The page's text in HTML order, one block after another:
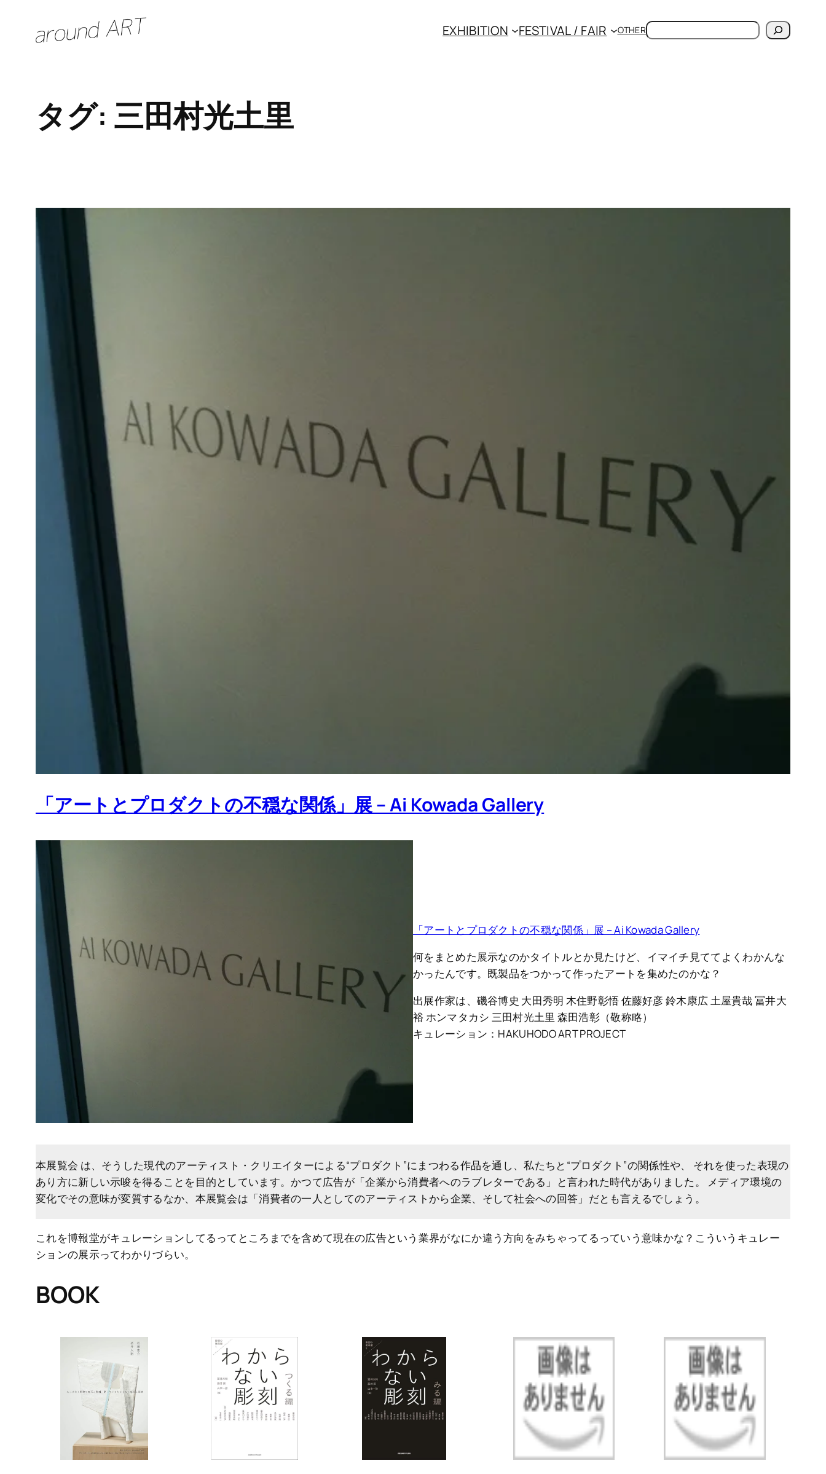
EXHIBITION FESTIVAL / FAIR OTHER検
タグ: 三田村光土里
「アートとプロダクトの不穏な関係」展 – Ai Kowada Gallery
「アートとプロダクトの不穏な関係」展 – Ai Kowada Gallery
何をまとめた展示なのかタイトルとか見たけど、イマイチ見ててよくわかんな
かったんです。既製品をつかって作ったアートを集めたのかな？
出展作家は、磯谷博史 大田秀明 木住野彰悟 佐藤好彦 鈴木康広 土屋貴哉 冨井大
裕 ホンマタカシ 三田村光土里 森田浩彰（敬称略）
キュレーション：HAKUHODO ART PROJECT
本展覧会 は、そうした現代のアーティスト・クリエイターによる“プロダクト”にまつわる作品を通し、私たちと“プロダクト”の関係性や、 それを使った表現の
あり方に新しい示唆を得ることを目的としています。かつて広告が「企業から消費者へのラブレターである」と言われた時代がありました。 メディア環境の
変化でその意味が変質するなか、本展覧会は「消費者の一人としてのアーティストから企業、そして社会への回答」だとも言えるでしょう。
これを博報堂がキュレーションしてるってところまでを含めて現在の広告という業界がなにか違う方向をみちゃってるっていう意味かな？こういうキュレー
ションの展示ってわかりづらい。
BOOK